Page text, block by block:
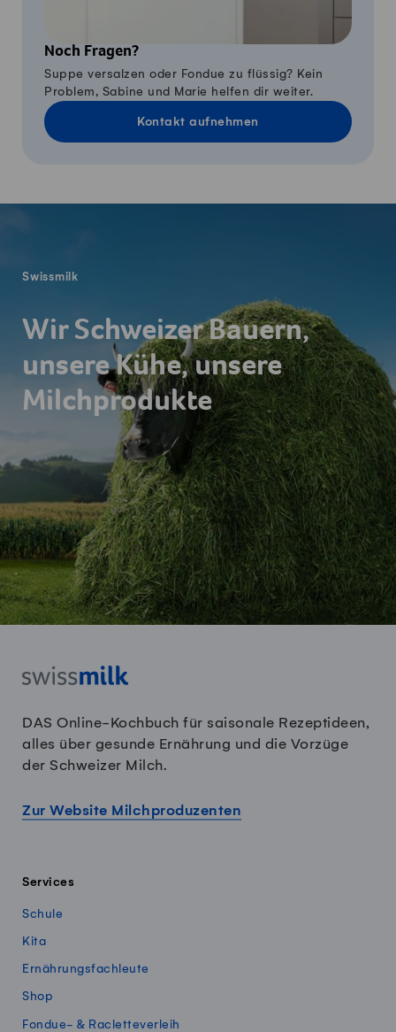
Noch Fragen?
Suppe versalzen oder Fondue zu flüssig? Kein
Problem, Sabine und Marie helfen dir weiter.
Kontakt aufnehmen
Swissmilk
Wir Schweizer Bauern,
unsere Kühe, unsere
Milchprodukte
DAS Online-Kochbuch für saisonale Rezeptideen,
alles über gesunde Ernährung und die Vorzüge
der Schweizer Milch.
Zur Website Milchproduzenten
Services
Schule
Kita
Ernährungsfachleute
Shop
Fondue- & Racletteverleih